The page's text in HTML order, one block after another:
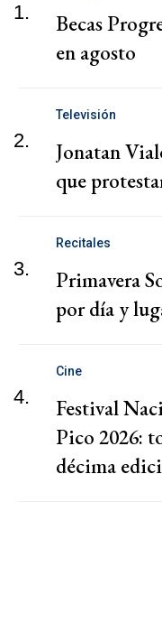
1.
Becas
en agosto
2.
Televisión
Jonatan
que
3.
Recitales
Primavera
por día y
4.
Cine
Festival
Pico 2026:
décima